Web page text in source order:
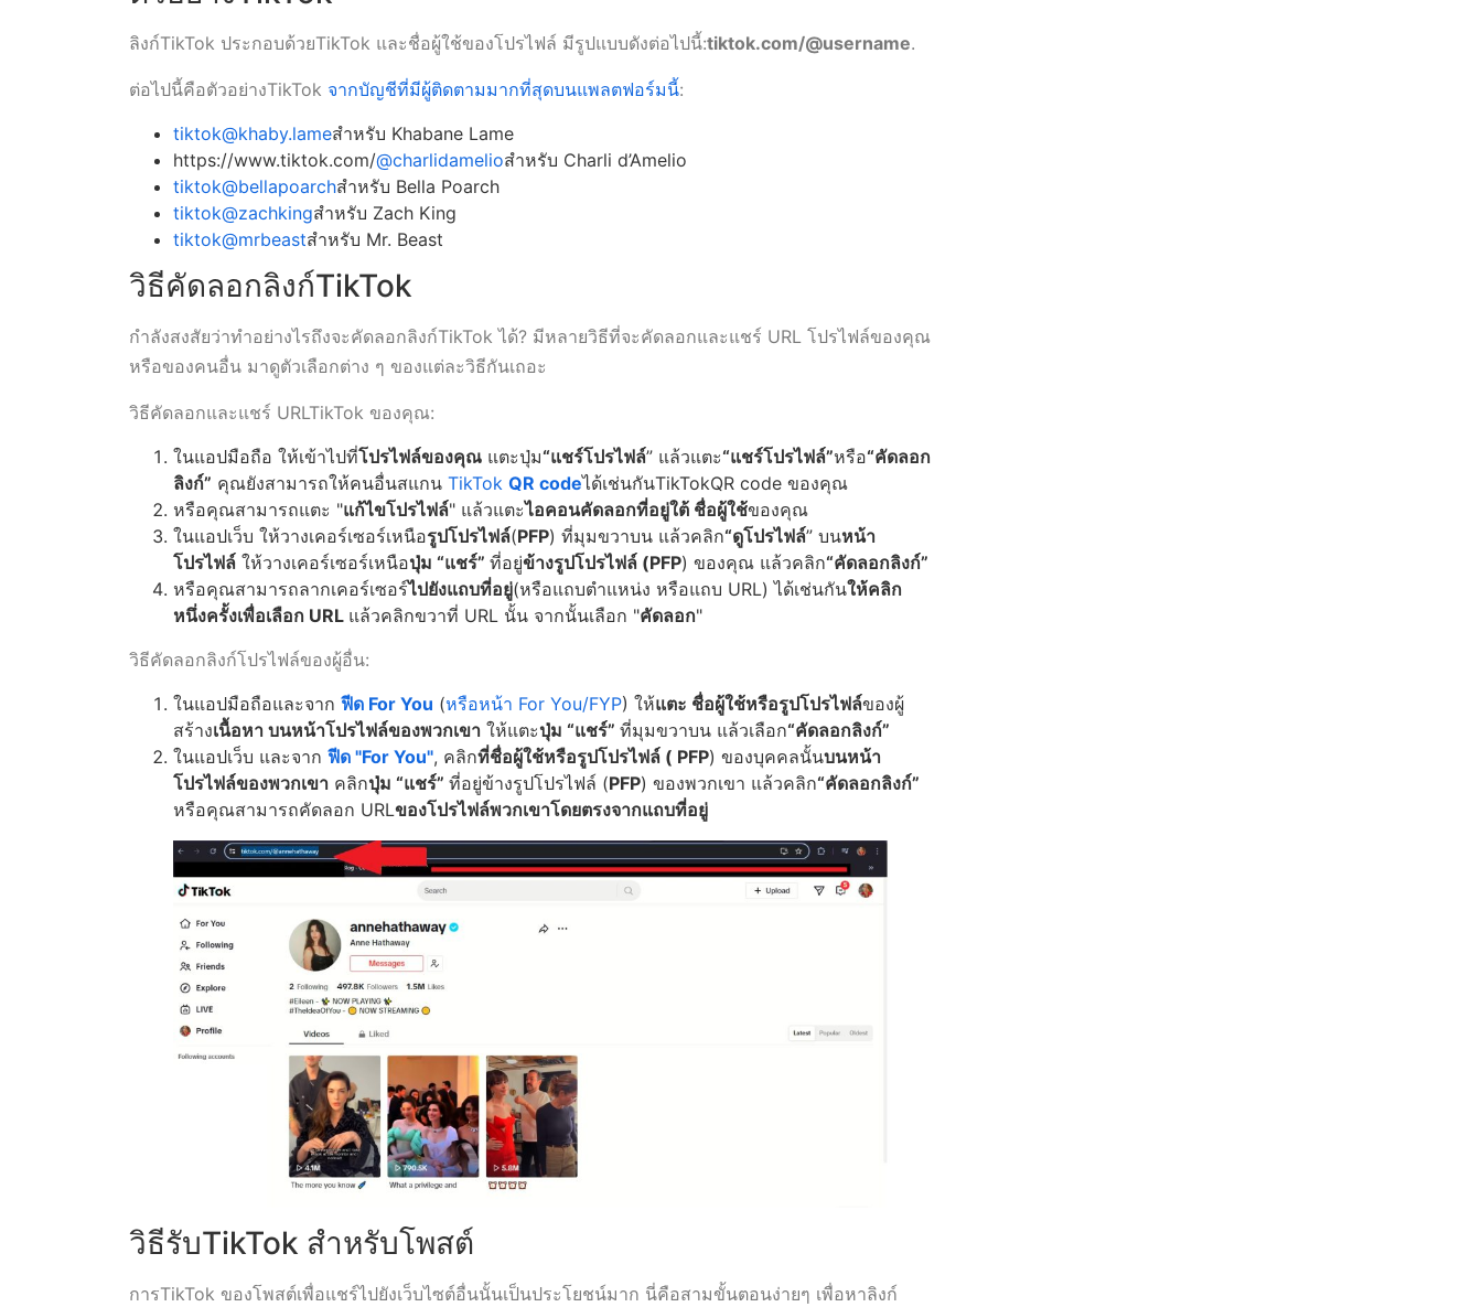
ลิงก์TikTok ประกอบด้วยTikTok และชื่อผู้ใช้ของโปรไฟล์ มีรูปแบบดังต่อไปนี้:tiktok.com/@username.
ต่อไปนี้คือตัวอย่างTikTok จากบัญชีที่มีผู้ติดตามมากที่สุดบนแพลตฟอร์มนี้:
tiktok@khaby.lameสำหรับ Khabane Lame
https://www.tiktok.com/@charlidamelioสำหรับ Charli d’Amelio
tiktok@bellapoarchสำหรับ Bella Poarch
tiktok@zachkingสำหรับ Zach King
tiktok@mrbeastสำหรับ Mr. Beast
วิธีคัดลอกลิงก์TikTok
กำลังสงสัยว่าทำอย่างไรถึงจะคัดลอกลิงก์TikTok ได้? มีหลายวิธีที่จะคัดลอกและแชร์ URL โปรไฟล์ของคุณ
หรือของคนอื่น มาดูตัวเลือกต่าง ๆ ของแต่ละวิธีกันเถอะ
วิธีคัดลอกและแชร์ URLTikTok ของคุณ:
ในแอปมือถือ ให้เข้าไปที่โปรไฟล์ของคุณ แตะปุ่ม“แชร์โปรไฟล์” แล้วแตะ“แชร์โปรไฟล์”หรือ“คัดลอก
ลิงก์” คุณยังสามารถให้คนอื่นสแกน TikTok QR codeได้เช่นกันTikTokQR code ของคุณ
หรือคุณสามารถแตะ "แก้ไขโปรไฟล์" แล้วแตะไอคอนคัดลอกที่อยู่ใต้ ชื่อผู้ใช้ของคุณ
ในแอปเว็บ ให้วางเคอร์เซอร์เหนือรูปโปรไฟล์(PFP) ที่มุมขวาบน แล้วคลิก“ดูโปรไฟล์” บนหน้า
โปรไฟล์ ให้วางเคอร์เซอร์เหนือปุ่ม “แชร์” ที่อยู่ข้างรูปโปรไฟล์ (PFP) ของคุณ แล้วคลิก“คัดลอกลิงก์”
หรือคุณสามารถลากเคอร์เซอร์ไปยังแถบที่อยู่(หรือแถบตำแหน่ง หรือแถบ URL) ได้เช่นกันให้คลิก
หนึ่งครั้งเพื่อเลือก URL แล้วคลิกขวาที่ URL นั้น จากนั้นเลือก "คัดลอก"
วิธีคัดลอกลิงก์โปรไฟล์ของผู้อื่น:
ในแอปมือถือและจาก ฟีด For You (หรือหน้า For You/FYP) ให้แตะ ชื่อผู้ใช้หรือรูปโปรไฟล์ของผู้
สร้างเนื้อหา บนหน้าโปรไฟล์ของพวกเขา ให้แตะปุ่ม “แชร์” ที่มุมขวาบน แล้วเลือก“คัดลอกลิงก์”
ในแอปเว็บ และจาก ฟีด "For You", คลิกที่ชื่อผู้ใช้หรือรูปโปรไฟล์ ( PFP) ของบุคคลนั้นบนหน้า
โปรไฟล์ของพวกเขา คลิกปุ่ม “แชร์” ที่อยู่ข้างรูปโปรไฟล์ (PFP) ของพวกเขา แล้วคลิก“คัดลอกลิงก์”
หรือคุณสามารถคัดลอก URLของโปรไฟล์พวกเขาโดยตรงจากแถบที่อยู่
วิธีรับTikTok สำหรับโพสต์
การTikTok ของโพสต์เพื่อแชร์ไปยังเว็บไซต์อื่นนั้นเป็นประโยชน์มาก นี่คือสามขั้นตอนง่ายๆ เพื่อหาลิงก์